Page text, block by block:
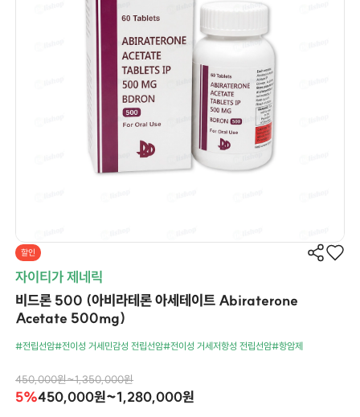
할인
자이티가 제네릭
비드론 500 (아비라테론 아세테이트 Abiraterone
Acetate 500mg)
#전립선암#전이성 거세민감성 전립선암#전이성 거세저항성 전립선암#항암제
450,000원~1,350,000원
5%450,000원~1,280,000원